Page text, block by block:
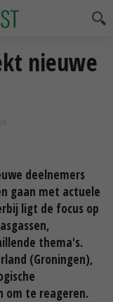
nieuwe
deelnemers
gaan met actuele
ligt de focus op
thema's.
(Groningen),
om te reageren.